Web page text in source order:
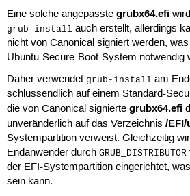
Eine solche angepasste grubx64.efi
grub-install auch erstellt, allerdings
nicht von Canonical signiert werden,
Ubuntu-Secure-Boot-System notwendig
Daher verwendet grub-install am
schlussendlich auf einem Standard-
die von Canonical signierte grubx64.efi
unveränderlich auf das Verzeichnis /
Systempartition verweist. Gleichzeitig
Endanwender durch GRUB_DISTRIBUTOR
der EFI-Systempartition eingerichtet,
sein kann.